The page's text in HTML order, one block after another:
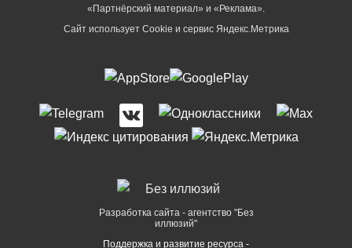
«Партнёрский материал» и «Реклама».
Сайт использует Cookie и сервиc Яндекс.Метрика
Разработка сайта - агентство "Без
иллюзий"
Поддержка и развитие ресурса -